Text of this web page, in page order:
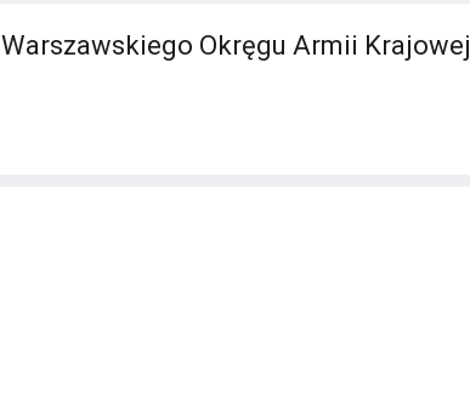
Okręgu Armii Krajowej